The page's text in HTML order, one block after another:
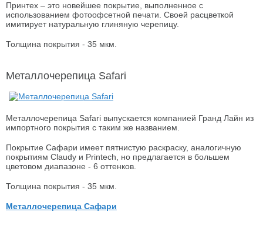
Принтех – это новейшее покрытие, выполненное с
использованием фотоофсетной печати. Своей расцветкой
имитирует натуральную глиняную черепицу.
Толщина покрытия - 35 мкм.
Металлочерепица Safari
Металлочерепица Safari выпускается компанией Гранд Лайн из
импортного покрытия с таким же названием.
Покрытие Сафари имеет пятнистую раскраску, аналогичную
покрытиям Claudy и Printech, но предлагается в большем
цветовом диапазоне - 6 оттенков.
Толщина покрытия - 35 мкм.
Металлочерепица Сафари